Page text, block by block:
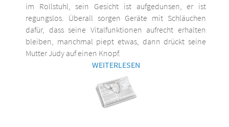
im Rollstuhl, sein Gesicht ist aufgedunsen, er ist
regungslos. Überall sorgen Geräte mit Schläuchen
dafür, dass seine Vitalfunktionen aufrecht erhalten
bleiben, manchmal piept etwas, dann drückt seine
Mutter Judy auf einen Knopf.
WEITERLESEN